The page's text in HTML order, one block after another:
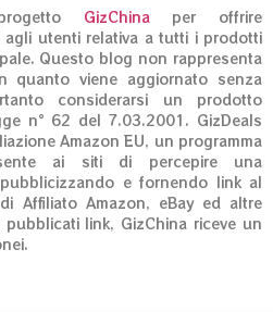
GizChinaper offrire
agli utenti relativa a tutti i prodotti
Questo blog non rappresenta
quanto viene aggiornato senza
considerarsi un prodotto
n° 62 del 7.03.2001. GizDeals
Amazon EU, un programma
ai siti di percepire una
e fornendo link al
Affiliato Amazon, eBay ed altre
link, GizChina riceve un